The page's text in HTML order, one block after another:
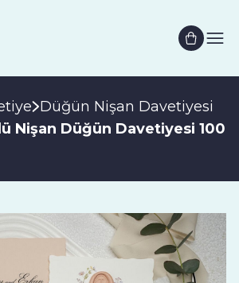
Düğün Nişan Davetiyesi
Nişan Düğün Davetiyesi 100